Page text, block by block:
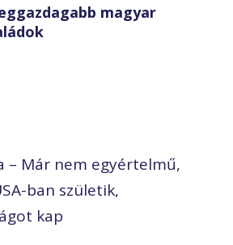
magyar
– Már nem egyértelmű,
ban születik,
kap